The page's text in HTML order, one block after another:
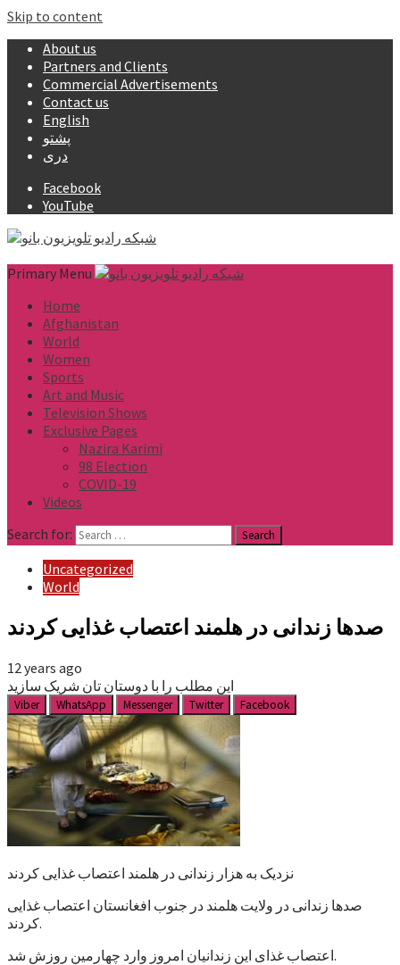
Skip to content
About us
Partners and Clients
Commercial Advertisements
Contact us
English
پشتو
دری
Facebook
YouTube
Primary Menu
Home
Afghanistan
World
Women
Sports
Art and Music
Television Shows
Exclusive Pages
Nazira Karimi
98 Election
COVID-19
Videos
Search for:
Uncategorized
World
صدها زندانی در هلمند اعتصاب غذایی کردند
12 years ago
این مطلب را با دوستان تان شریک سازید
Viber WhatsApp Messenger Twitter Facebook
نزدیک به هزار زندانی در هلمند اعتصاب غذایی کردند
صدها زندانی در ولایت هلمند در جنوب افغانستان اعتصاب غذایی
کردند.
اعتصاب غذای این زندانیان امروز وارد چهارمین روزش شد.